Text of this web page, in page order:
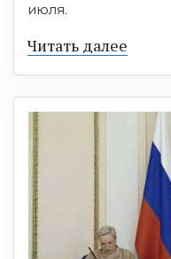
июля.
Читать далее